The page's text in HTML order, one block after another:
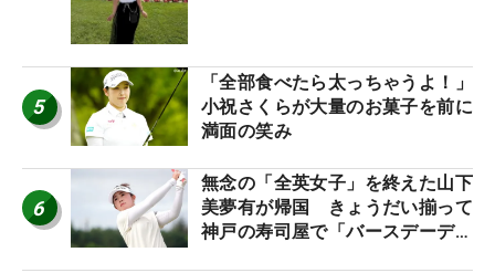
5
「全部食べたら太っちゃうよ！」
小祝さくらが大量のお菓子を前に
満面の笑み
6
無念の「全英女子」を終えた山下
美夢有が帰国 きょうだい揃って
神戸の寿司屋で「バースデーディ